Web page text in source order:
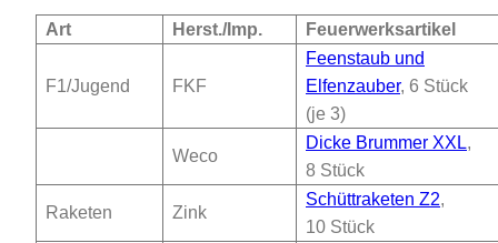
Art Herst./Imp. Feuerwerksartikel
F1/Jugend FKF
Feenstaub und
Elfenzauber, 6 Stück
(je 3)
Weco
Dicke Brummer XXL,
8 Stück
Raketen Zink
Schüttraketen Z2,
10 Stück